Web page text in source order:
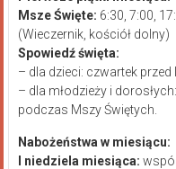
Msze Święte: 6:30, 7:00,
(Wieczernik, kościół dolny)
Spowiedź święta:
– dla dzieci: czwartek przed
– dla młodzieży i
podczas Mszy Świętych.
Nabożeństwa w miesiącu:
I niedziela miesiąca: